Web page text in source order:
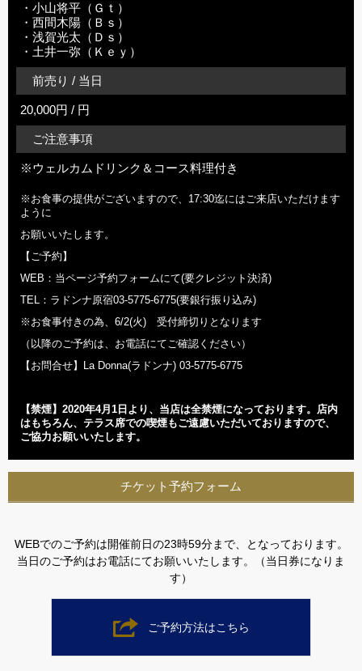
・小山将平（Ｇｔ）
・西間木陽（Ｂｓ）
・浅賀光太（Ｄｓ）
・土井一弥（Ｋｅｙ）
前売り / 当日
20,000円 / 円
ご注意事項
※ウェルカムドリンク＆コース料理付き
※お食事の提供がございますので、17:30迄にはご来店いただけます
ように
お願いいたします。
【ご予約】
WEB：当ページ予約フォームにて(要クレジット決済)
TEL：ラドンナ原宿03-5775-6775(要銀行振り込み)
※お食事付きの為、6/2(火) 受付締切りとなります
（以降のご予約は、お電話にてご確認ください）
【お問合せ】La Donna(ラドンナ) 03-5775-6775
【禁煙】2020年4月1日より、当店は全禁煙になっております。店内
はもちろん、テラス席での喫煙もご遠慮いただいておりますので、
ご協力お願いいたします。
チケット予約フォーム
WEBでのご予約は開催前日の23時59分まで、となっております。
当日のご予約はお電話にてお願いいたします。（当日券になりま
す）
ご予約方法はこちら